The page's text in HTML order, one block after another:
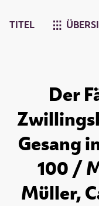
TITEL
Der
Gesang
100 /
Müller,